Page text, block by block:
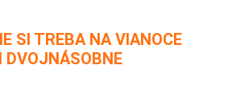
SI TREBA NA VIANOCE
DVOJNÁSOBNE